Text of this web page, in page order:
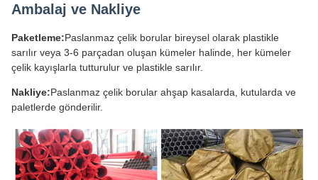
Ambalaj ve Nakliye
Paketleme:Paslanmaz çelik borular bireysel olarak plastikle
sarılır veya 3-6 parçadan oluşan kümeler halinde, her kümeler
çelik kayışlarla tutturulur ve plastikle sarılır.
Nakliye:Paslanmaz çelik borular ahşap kasalarda, kutularda ve
paletlerde gönderilir.